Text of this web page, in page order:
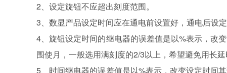
2、设定旋钮不应超出刻度范围。
3、数显产品设定时间应在通电前设置好，通电后设定
4、旋钮设定时间的继电器的误差值是以%表示，改
围使月，一般选用满刻度的2/3以上，希望避免用长延
5、时间继电器的误差值是以%表示，改变设定时间